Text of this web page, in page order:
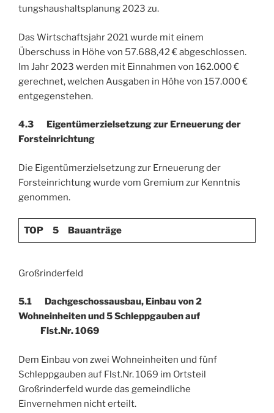
tungshaushaltsplanung 2023 zu.
Das Wirtschaftsjahr 2021 wurde mit einem
Überschuss in Höhe von 57.688,42 € abgeschlossen.
Im Jahr 2023 werden mit Einnahmen von 162.000 €
gerechnet, welchen Ausgaben in Höhe von 157.000 €
entgegenstehen.
4.3 Eigentümerzielsetzung zur Erneuerung der
Forsteinrichtung
Die Eigentümerzielsetzung zur Erneuerung der
Forsteinrichtung wurde vom Gremium zur Kenntnis
genommen.
TOP 5 Bauanträge
Großrinderfeld
5.1 Dachgeschossausbau, Einbau von 2
Wohneinheiten und 5 Schleppgauben auf
Flst.Nr. 1069
Dem Einbau von zwei Wohneinheiten und fünf
Schleppgauben auf Flst.Nr. 1069 im Ortsteil
Großrinderfeld wurde das gemeindliche
Einvernehmen nicht erteilt.